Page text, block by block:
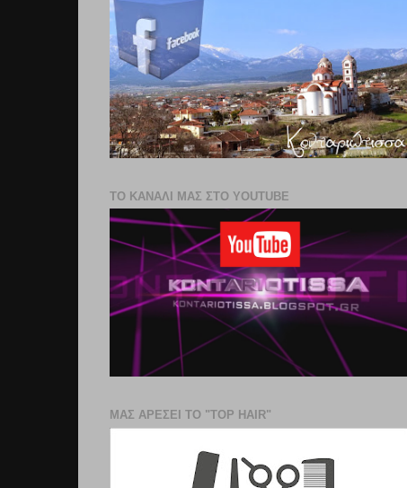
ΤΟ ΚΑΝΑΛΙ ΜΑΣ ΣΤΟ YOUTUBE
ΜΑΣ ΑΡΕΣΕΙ ΤΟ "TOP HAIR"